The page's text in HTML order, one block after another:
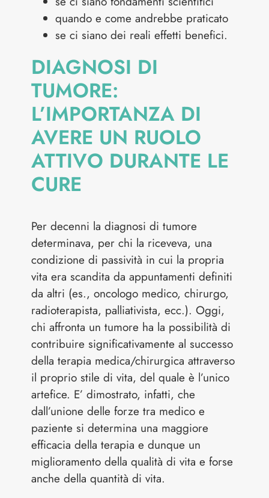
quando e come andrebbe praticato
se ci siano dei reali effetti benefici.
DIAGNOSI DI
TUMORE:
L’IMPORTANZA DI
AVERE UN RUOLO
ATTIVO DURANTE LE
CURE
Per decenni la diagnosi di tumore
determinava, per chi la riceveva, una
condizione di passività in cui la propria
vita era scandita da appuntamenti definiti
da altri (es., oncologo medico, chirurgo,
radioterapista, palliativista, ecc.). Oggi,
chi affronta un tumore ha la possibilità di
contribuire significativamente al successo
della terapia medica/chirurgica attraverso
il proprio stile di vita, del quale è l’unico
artefice. E’ dimostrato, infatti, che
dall’unione delle forze tra medico e
paziente si determina una maggiore
efficacia della terapia e dunque un
miglioramento della qualità di vita e forse
anche della quantità di vita.